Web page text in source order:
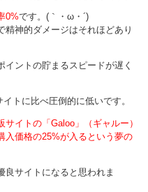
0%です。(｀・ω・´)
精神的ダメージはそれほどあり
ントの貯まるスピードが遅く
トに比べ圧倒的に低いです。
イトの「Galoo」（ギャルー）
入価格の25%が入るという夢の
良サイトになると思われま